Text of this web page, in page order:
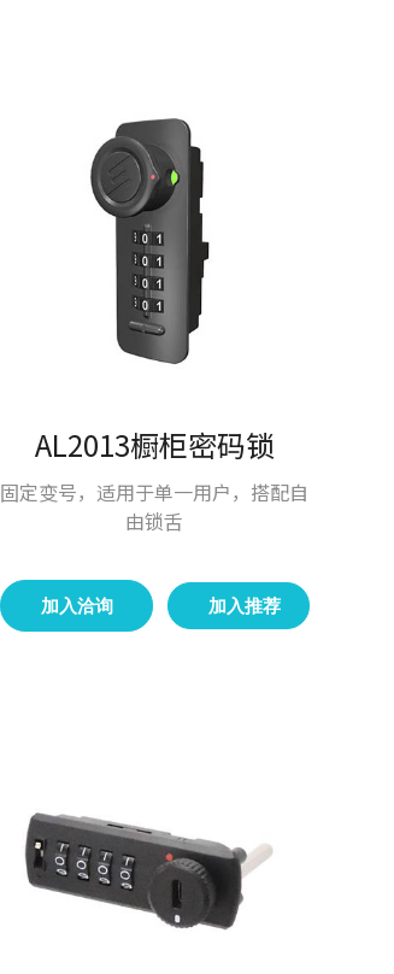
AL2013橱柜密码锁
固定变号，适用于单一用户，搭配自
由锁舌
加入洽询 加入推荐